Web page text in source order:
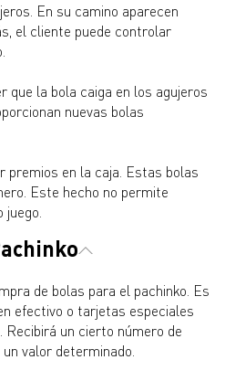
En su camino aparecen
el cliente puede controlar
que la bola caiga en los agujeros
nuevas bolas
premios en la caja. Estas bolas
Este hecho no permite
de bolas para el pachinko. Es
efectivo o tarjetas especiales
un cierto número de
valor determinado.